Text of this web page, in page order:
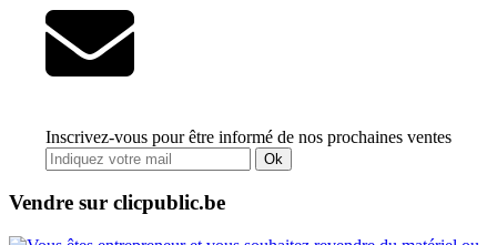
Inscrivez-vous pour être informé de nos prochaines ventes
Ok
Vendre sur clicpublic.be